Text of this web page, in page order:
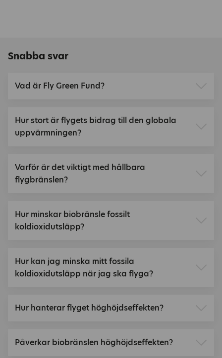
Snabba svar
Vad är Fly Green Fund?
Hur stort är flygets bidrag till den globala
uppvärmningen?
Varför är det viktigt med hållbara
flygbränslen?
Hur minskar biobränsle fossilt
koldioxidutsläpp?
Hur kan jag minska mitt fossila
koldioxidutsläpp när jag ska flyga?
Hur hanterar flyget höghöjdseffekten?
Påverkar biobränslen höghöjdseffekten?